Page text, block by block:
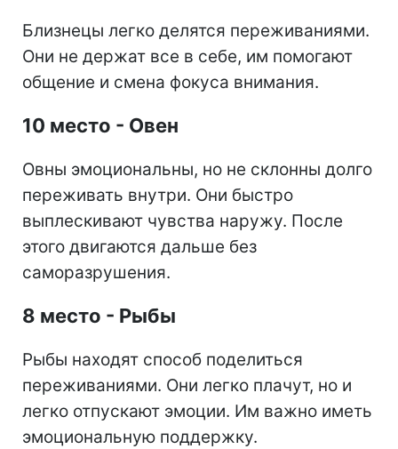
Близнецы легко делятся переживаниями.
Они не держат все в себе, им помогают
общение и смена фокуса внимания.
10 место - Овен
Овны эмоциональны, но не склонны долго
переживать внутри. Они быстро
выплескивают чувства наружу. После
этого двигаются дальше без
саморазрушения.
8 место - Рыбы
Рыбы находят способ поделиться
переживаниями. Они легко плачут, но и
легко отпускают эмоции. Им важно иметь
эмоциональную поддержку.